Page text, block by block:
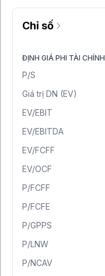
Chỉ số
ĐỊNH GIÁ PHI TÀI CHÍNH
P/S
Giá trị DN (EV)
EV/EBIT
EV/EBITDA
EV/FCFF
EV/OCF
P/FCFF
P/FCFE
P/GPPS
P/LNW
P/NCAV